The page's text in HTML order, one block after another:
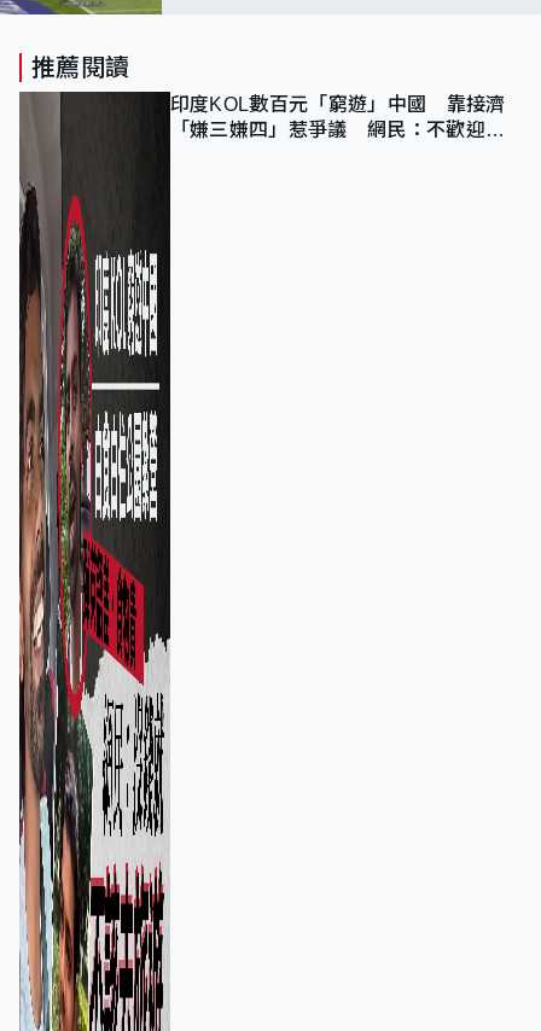
推薦閱讀
印度KOL數百元「窮遊」中國 靠接濟
「嫌三嫌四」惹爭議 網民：不歡迎劣